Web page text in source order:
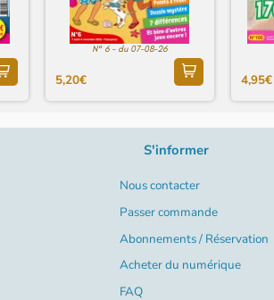
N° 6 - du 07-08-26
5,20€ 4,95€
S'informer
Nous contacter
Passer commande
Abonnements / Réservation
Acheter du numérique
FAQ